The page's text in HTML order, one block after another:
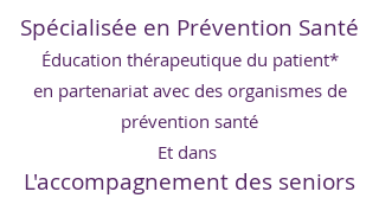
Spécialisée en Prévention Santé
Éducation thérapeutique du patient*
en partenariat avec des organismes de
prévention santé
Et dans
L'accompagnement des seniors